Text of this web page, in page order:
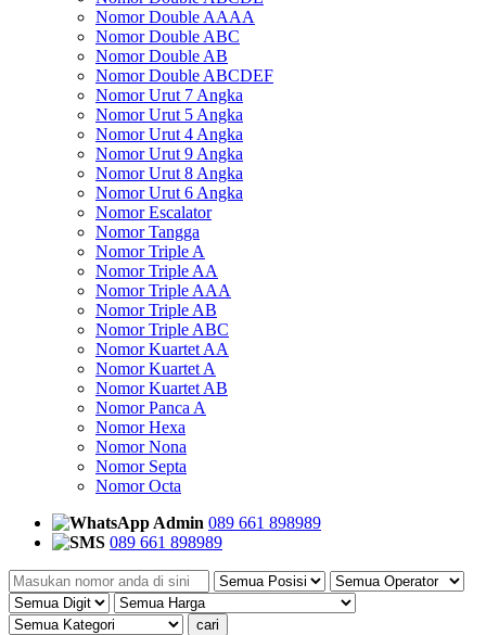
Nomor Double AAAA
Nomor Double ABC
Nomor Double AB
Nomor Double ABCDEF
Nomor Urut 7 Angka
Nomor Urut 5 Angka
Nomor Urut 4 Angka
Nomor Urut 9 Angka
Nomor Urut 8 Angka
Nomor Urut 6 Angka
Nomor Escalator
Nomor Tangga
Nomor Triple A
Nomor Triple AA
Nomor Triple AAA
Nomor Triple AB
Nomor Triple ABC
Nomor Kuartet AA
Nomor Kuartet A
Nomor Kuartet AB
Nomor Panca A
Nomor Hexa
Nomor Nona
Nomor Septa
Nomor Octa
Admin 089 661 898989
089 661 898989